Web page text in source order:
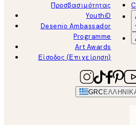
Προσβασιμότητας
YouthiD
Desenio Ambassador
Programme
Art Awards
Είσοδος (Επιχείρηση)
GRC